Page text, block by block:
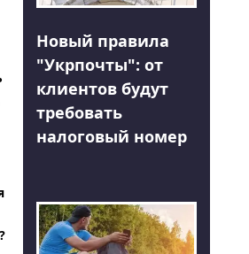
Новый правила
"Укрпочты": от
клиентов будут
требовать
налоговый номер